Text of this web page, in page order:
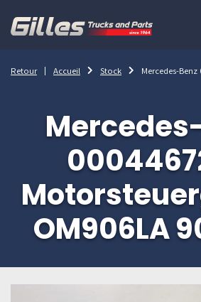
Retour Accueil Stock Mercedes-
OM906LA